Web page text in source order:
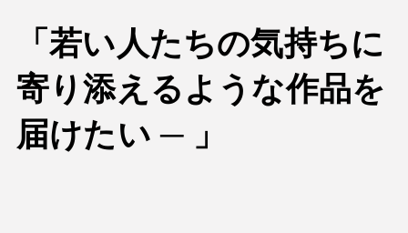
「若い人たちの気持ちに
寄り添えるような作品を
届けたい ─ 」